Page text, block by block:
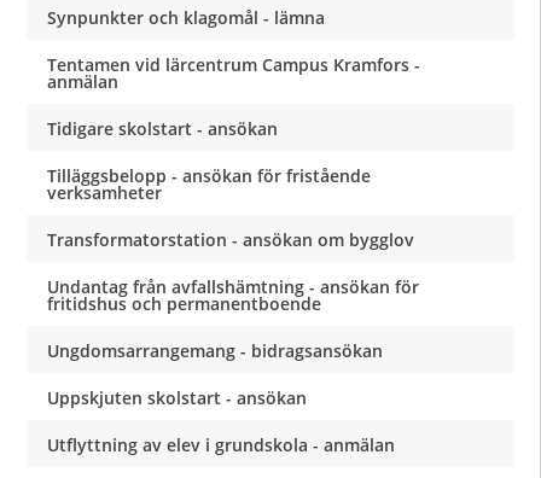
Synpunkter och klagomål - lämna
Tentamen vid lärcentrum Campus Kramfors -
anmälan
Tidigare skolstart - ansökan
Tilläggsbelopp - ansökan för fristående
verksamheter
Transformatorstation - ansökan om bygglov
Undantag från avfallshämtning - ansökan för
fritidshus och permanentboende
Ungdomsarrangemang - bidragsansökan
Uppskjuten skolstart - ansökan
Utflyttning av elev i grundskola - anmälan